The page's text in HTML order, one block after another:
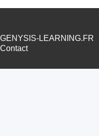
GENYSIS-LEARNING.FR
Contact